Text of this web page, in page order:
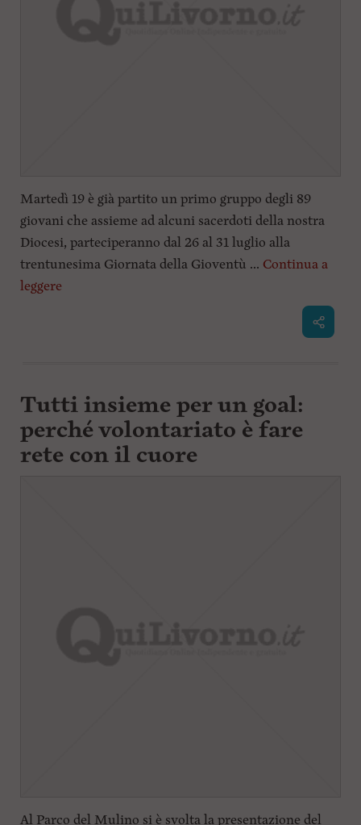
Martedì 19 è già partito un primo gruppo degli 89
giovani che assieme ad alcuni sacerdoti della nostra
Diocesi, parteciperanno dal 26 al 31 luglio alla
trentunesima Giornata della Gioventù ... Continua a
leggere
Tutti insieme per un goal:
perché volontariato è fare
rete con il cuore
Al Parco del Mulino si è svolta la presentazione del